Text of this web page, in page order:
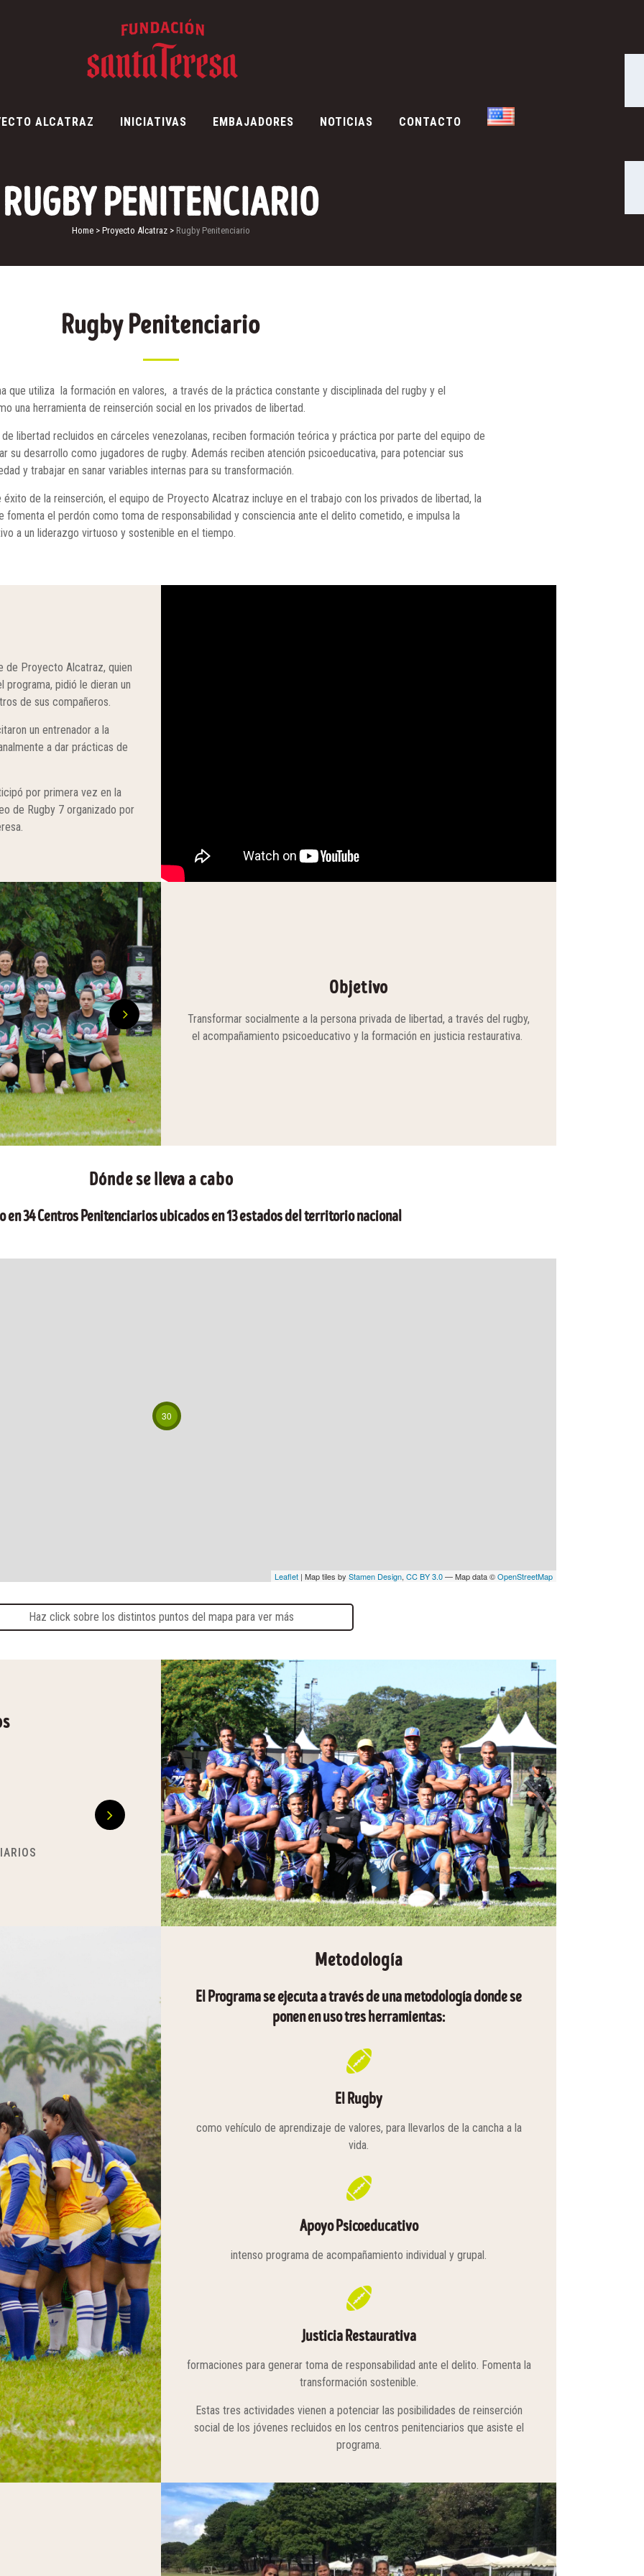
ALCATRAZ INICIATIVAS EMBAJADORES NOTICIAS CONTACTO
RUGBY PENITENCIARIO
Home> Proyecto Alcatraz> Rugby Penitenciario
Rugby Penitenciario
que utiliza la formación en valores, a través de la práctica constante y disciplinada del rugby y el
una herramienta de reinserción social en los privados de libertad.
libertad recluidos en cárceles venezolanas, reciben formación teórica y práctica por parte del equipo de
su desarrollo como jugadores de rugby. Además reciben atención psicoeducativa, para potenciar sus
y trabajar en sanar variables internas para su transformación.
de la reinserción, el equipo de Proyecto Alcatraz incluye en el trabajo con los privados de libertad, la
fomenta el perdón como toma de responsabilidad y consciencia ante el delito cometido, e impulsa la
a un liderazgo virtuoso y sostenible en el tiempo.
de Proyecto Alcatraz, quien
pidió le dieran un
de sus compañeros.
un entrenador a la
a dar prácticas de
por primera vez en la
de Rugby 7 organizado por
Objetivo
Transformar socialmente a la persona privada de libertad, a través del rugby,
el acompañamiento psicoeducativo y la formación en justicia restaurativa.
Dónde se lleva a cabo
en 34 Centros Penitenciarios ubicados en 13 estados del territorio nacional
30
Leaflet | Map tiles by Stamen Design, CC BY 3.0— Map data ©OpenStreetMap
Haz click sobre los distintos puntos del mapa para ver más
1710
BENEFICIARIOS INDIRECTOS
Metodología
El Programa se ejecuta a través de una metodología donde se
ponen en uso tres herramientas:
El Rugby
como vehículo de aprendizaje de valores, para llevarlos de la cancha a la
vida.
Apoyo Psicoeducativo
intenso programa de acompañamiento individual y grupal.
Justicia Restaurativa
formaciones para generar toma de responsabilidad ante el delito. Fomenta la
transformación sostenible.
Estas tres actividades vienen a potenciar las posibilidades de reinserción
social de los jóvenes recluidos en los centros penitenciarios que asiste el
programa.